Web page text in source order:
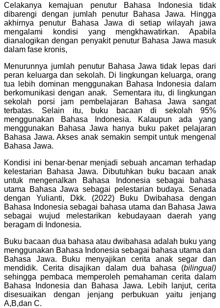
Celakanya kemajuan penutur Bahasa Indonesia tidak
dibarengi dengan jumlah penutur Bahasa Jawa. Hingga
akhirnya penutur Bahasa Jawa di setiap wilayah jawa
mengalami kondisi yang mengkhawatirkan. Apabila
dianalogikan dengan penyakit penutur Bahasa Jawa masuk
dalam fase kronis,
Menurunnya jumlah penutur Bahasa Jawa tidak lepas dari
peran keluarga dan sekolah. Di lingkungan keluarga, orang
tua lebih dominan menggunakan Bahasa Indonesia dalam
berkomunikasi dengan anak. Sementara itu, di lingkungan
sekolah porsi jam pembelajaran Bahasa Jawa sangat
terbatas. Selain itu, buku bacaan di sekolah 95%
menggunakan Bahasa Indonesia. Kalaupun ada yang
menggunakan Bahasa Jawa hanya buku paket pelajaran
Bahasa Jawa. Akses anak semakin sempit untuk mengenal
Bahasa Jawa.
Kondisi ini benar-benar menjadi sebuah ancaman terhadap
kelestarian Bahasa Jawa. Dibutuhkan buku bacaan anak
untuk mengenalkan Bahasa Indonesia sebagai bahasa
utama Bahasa Jawa sebagai pelestarian budaya. Senada
dengan Yulianti, Dkk. (2022) Buku Dwibahasa dengan
Bahasa Indonesia sebagai bahasa utama dan Bahasa Jawa
sebagai wujud melestarikan kebudayaan daerah yang
beragam di Indonesia.
Buku bacaan dua bahasa atau dwibahasa adalah buku yang
menggunakan Bahasa Indonesia sebagai bahasa utama dan
Bahasa Jawa. Buku menyajikan cerita anak segar dan
mendidik. Cerita disajikan dalam dua bahasa (bilingual)
sehingga pembaca memperoleh pemahaman cerita dalam
Bahasa Indonesia dan Bahasa Jawa. Lebih lanjut, cerita
disesuaikan dengan jenjang perbukuan yaitu jenjang
A,B,dan C.